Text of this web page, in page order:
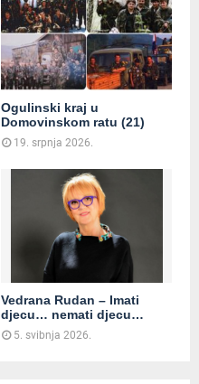
Ogulinski kraj u
Domovinskom ratu (21)
19. srpnja 2026.
Vedrana Rudan – Imati
djecu… nemati djecu…
5. svibnja 2026.